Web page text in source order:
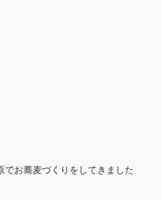
でお蕎麦づくりをしてきました